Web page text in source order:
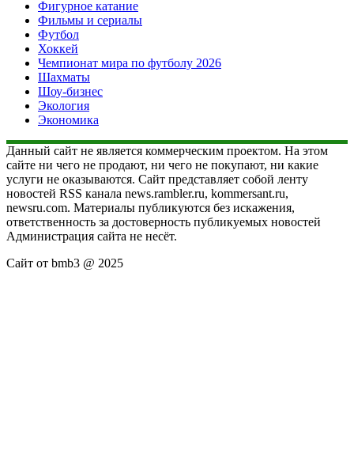
Фигурное катание
Фильмы и сериалы
Футбол
Хоккей
Чемпионат мира по футболу 2026
Шахматы
Шоу-бизнес
Экология
Экономика
Данный сайт не является коммерческим проектом. На этом
сайте ни чего не продают, ни чего не покупают, ни какие
услуги не оказываются. Сайт представляет собой ленту
новостей RSS канала news.rambler.ru, kommersant.ru,
newsru.com. Материалы публикуются без искажения,
ответственность за достоверность публикуемых новостей
Администрация сайта не несёт.
Сайт от bmb3 @ 2025